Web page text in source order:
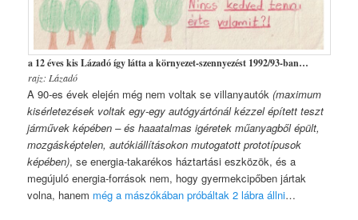
a 12 éves kis Lázadó így látta a környezet-szennyezést 1992/93-ban…
rajz: Lázadó
A 90-es évek elején még nem voltak se villanyautók(maximum
kisérletezések voltak egy-egy autógyártónál kézzel épített teszt
járművek képében – és haaatalmas igéretek műanyagből épült,
mozgásképtelen, autókiállításokon mutogatott prototípusok
képében), se energia-takarékos háztartási eszközök, és a
megújuló energia-források nem, hogy gyermekcipőben jártak
volna, hanem még a mászókában próbáltak 2 lábra állni…